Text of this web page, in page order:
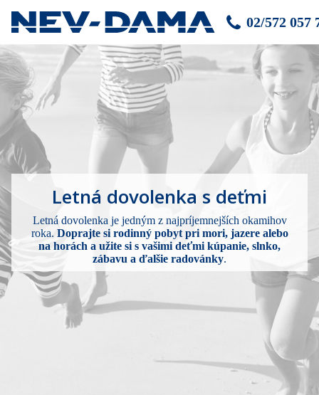
02/572 057
Letná dovolenka s deťmi
Letná dovolenka je jedným z najpríjemnejších okamihov
roka. Doprajte si rodinný pobyt pri mori, jazere alebo
na horách a užite si s vašimi deťmi kúpanie, slnko,
zábavu a ďalšie radovánky.